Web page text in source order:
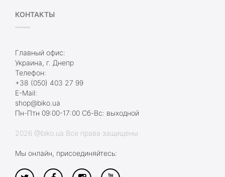
КОНТАКТЫ
Главный офис:
Украина, г. Днепр
Телефон:
+38 (050) 403 27 99
E-Mail:
shop@biko.ua
Пн-Птн 09:00-17:00 Сб-Вс: выходной
2026 @biko.ua Все права защищены
Мы онлайн, присоединяйтесь: